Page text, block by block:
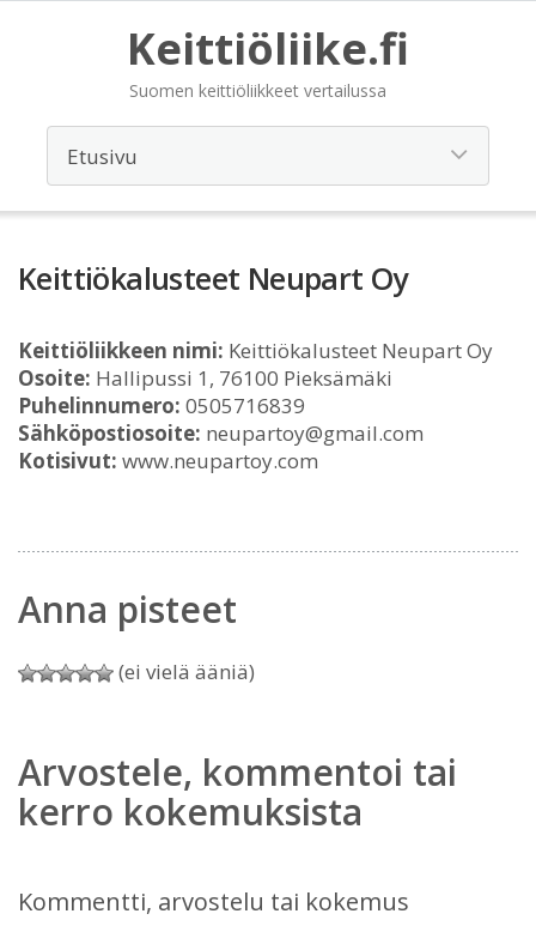
Keittiöliike.fi
Suomen keittiöliikkeet vertailussa
Keittiökalusteet Neupart Oy
Keittiöliikkeen nimi: Keittiökalusteet Neupart Oy
Osoite: Hallipussi 1, 76100 Pieksämäki
Puhelinnumero: 0505716839
Sähköpostiosoite: neupartoy@gmail.com
Kotisivut: www.neupartoy.com
Anna pisteet
(ei vielä ääniä)
Arvostele, kommentoi tai
kerro kokemuksista
Kommentti, arvostelu tai kokemus